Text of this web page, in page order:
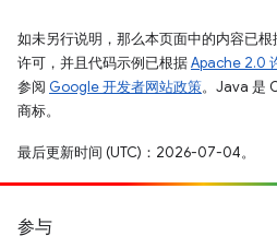
如未另行说明，那么本页面中的内容已根
许可，并且代码示例已根据Apache 2.0
参阅 Google 开发者网站政策。Java 是
商标。
最后更新时间 (UTC)：2026-07-04。
参与